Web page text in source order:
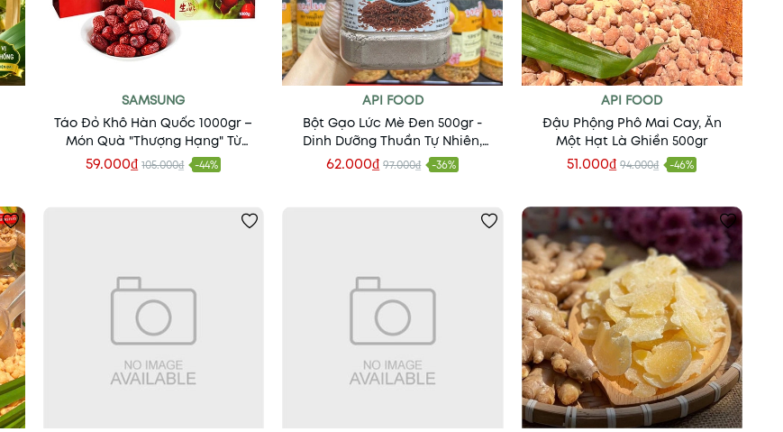
Thêm vào giỏ
SAMSUNG
Táo Đỏ Khô Hàn Quốc 1000gr –
Món Quà "Thượng Hạng" Từ
Thiên Nhiên
59.000₫ 105.000₫ -44%
Thêm vào giỏ
API FOOD
Bột Gạo Lức Mè Đen 500gr -
Dinh Dưỡng Thuần Tự Nhiên,
Khỏe Từ Bên Trong
62.000₫ 97.000₫ -36%
Thêm vào giỏ
API FOOD
Đậu Phộng Phô Mai Cay, Ăn
Một Hạt Là Ghiền 500gr
51.000₫ 94.000₫ -46%